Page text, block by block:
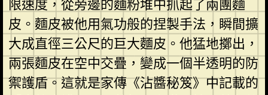
限速度，從旁邊的麵粉堆中抓起了兩團麵
皮。麵皮被他用氣功般的捏製手法，瞬間擴
大成直徑三公尺的巨大麵皮。他猛地擲出，
兩張麵皮在空中交疊，變成一個半透明的防
禦護盾。這就是家傳《沾醬秘笈》中記載的